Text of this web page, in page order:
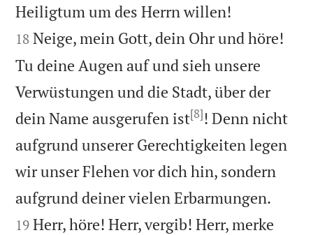
Heiligtum um des Herrn willen!
18 Neige, mein Gott, dein Ohr und höre!
Tu deine Augen auf und sieh unsere
Verwüstungen und die Stadt, über der
dein Name ausgerufen ist[8]! Denn nicht
aufgrund unserer Gerechtigkeiten legen
wir unser Flehen vor dich hin, sondern
aufgrund deiner vielen Erbarmungen.
19 Herr, höre! Herr, vergib! Herr, merke